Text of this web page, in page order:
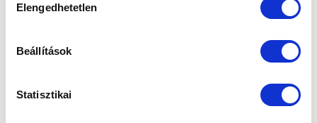
kiválasztása
Elengedhetetlen
Beállítások
Statisztikai